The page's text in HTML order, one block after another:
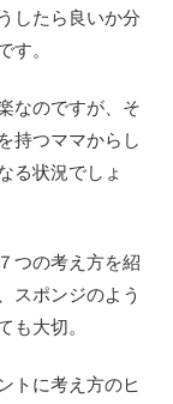
したら良いか分
す。
なのですが、そ
持つママからし
る状況でしょ
つの考え方を紹
スポンジのよう
も大切。
トに考え方のヒ